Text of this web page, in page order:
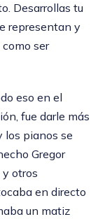
Desarrollas tu
representan y
ser
eso en el
fue darle más
los pianos se
Gregor
otros
en directo
un matiz